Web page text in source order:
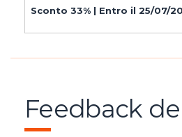
Sconto 33% | Entro il 25/07/
Feedback